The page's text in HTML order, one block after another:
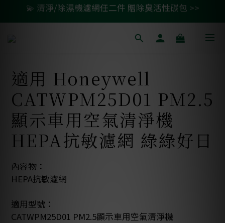
🚗 汽車濾網買一送一 >>
🚗 汽車濾網買一送一 >>
💨 紗霧淨防潑水升級款79折起 >>
🚗 汽車濾網買一送一 >>
適用 Honeywell
CATWPM25D01 PM2.5
顯示車用空氣清淨機
HEPA抗敏濾網 綠綠好日
內容物：
HEPA抗敏濾網
適用型號：
CATWPM25D01 PM2.5顯示車用空氣清淨機